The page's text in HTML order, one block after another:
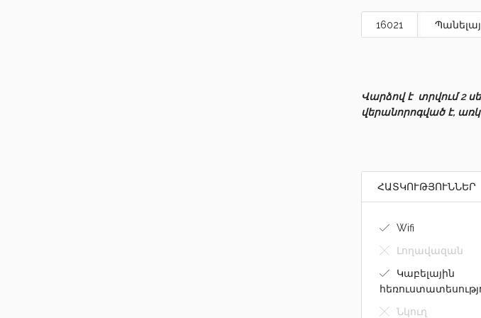
16021
Վարձով է տրվում 2
վերանորոգված է,
ՀԱՏԿՈՒԹՅՈՒՆՆԵՐ
Wifi
Լողավազան
Կաբելային
Նկուղ